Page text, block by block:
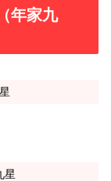
年家九
星